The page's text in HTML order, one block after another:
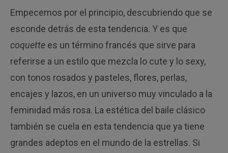
Empecemos por el principio, descubriendo que se
esconde detrás de esta tendencia. Y es que
coquette es un término francés que sirve para
referirse a un estilo que mezcla lo cute y lo sexy,
con tonos rosados y pasteles, flores, perlas,
encajes y lazos, en un universo muy vinculado a la
feminidad más rosa. La estética del baile clásico
también se cuela en esta tendencia que ya tiene
grandes adeptos en el mundo de la estrellas. Si